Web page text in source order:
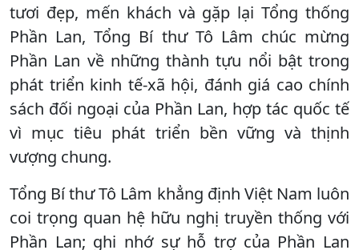
tươi đẹp, mến khách và gặp lại Tổng thống
Phần Lan, Tổng Bí thư Tô Lâm chúc mừng
Phần Lan về những thành tựu nổi bật trong
phát triển kinh tế-xã hội, đánh giá cao chính
sách đối ngoại của Phần Lan, hợp tác quốc tế
vì mục tiêu phát triển bền vững và thịnh
vượng chung.
Tổng Bí thư Tô Lâm khẳng định Việt Nam luôn
coi trọng quan hệ hữu nghị truyền thống với
Phần Lan; ghi nhớ sự hỗ trợ của Phần Lan